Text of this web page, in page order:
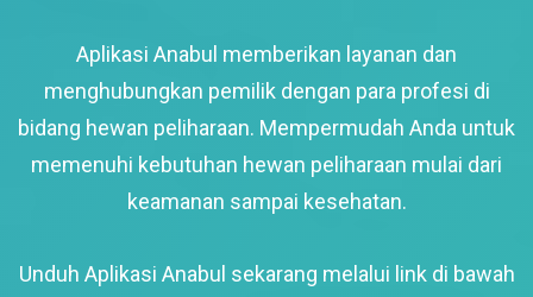
Aplikasi Anabul memberikan layanan dan
menghubungkan pemilik dengan para profesi di
bidang hewan peliharaan. Mempermudah Anda untuk
memenuhi kebutuhan hewan peliharaan mulai dari
keamanan sampai kesehatan.
Unduh Aplikasi Anabul sekarang melalui link di bawah